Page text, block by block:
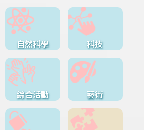
自然科學 科技
綜合活動 藝術